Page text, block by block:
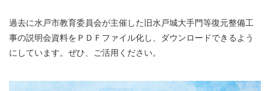
過去に水戸市教育委員会が主催した旧水戸城大手門等復元整備工
事の説明会資料をＰＤＦファイル化し、ダウンロードできるよう
にしています。ぜひ、ご活用ください。